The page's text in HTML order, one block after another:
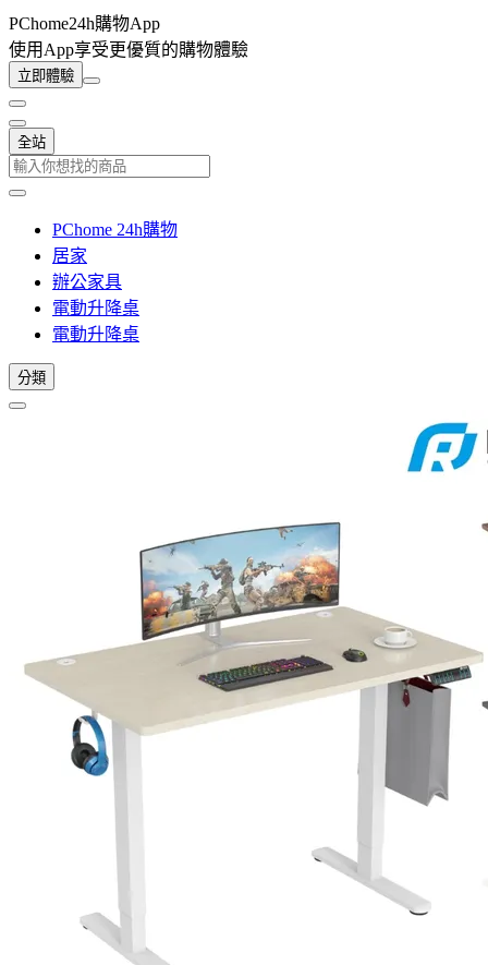
PChome24h購物App
使用App享受更優質的購物體驗
立即體驗
全站
PChome 24h購物
居家
辦公家具
電動升降桌
電動升降桌
分類